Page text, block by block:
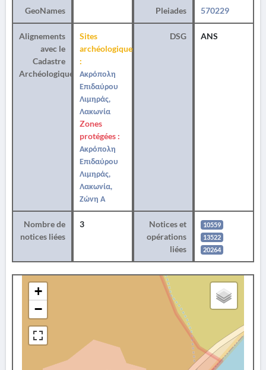
GeoNames Pleiades 570229
Alignements
avec le
Cadastre
Archéologique
Sites
archéologiques
:
Ακρόπολη
Επιδαύρου
Λιμηράς,
Λακωνία
Zones
protégées :
Ακρόπολη
Επιδαύρου
Λιμηράς,
Λακωνία,
Ζώνη Α
DSG ANS
Nombre de
notices liées
3
Notices et
opérations
liées
10559
13522
20264
+
−